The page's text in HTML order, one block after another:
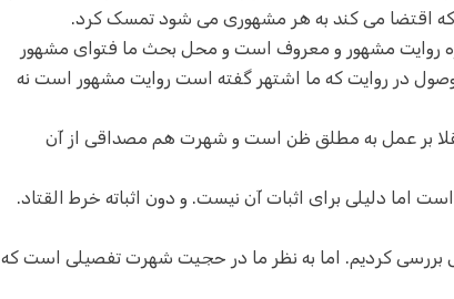
اقتضا می کند به هر مشهوری می شود تمسک کرد.
روایت مشهور و معروف است و محل بحث ما فتوای مشهور
در روایت که ما اشتهر گفته است روایت مشهور است نه
بر عمل به مطلق ظن است و شهرت هم مصداقی از آن
اما دلیلی برای اثبات آن نیست. و دون اثباته خرط القتاد.
بررسی کردیم. اما به نظر ما در حجیت شهرت تفصیلی است که